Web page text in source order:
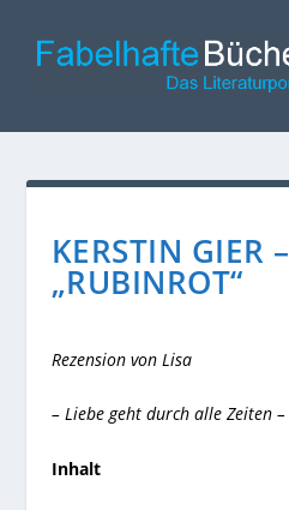
KERSTIN GIER –
„RUBINROT“
Rezension von Lisa
– Liebe geht durch alle Zeiten –
Inhalt